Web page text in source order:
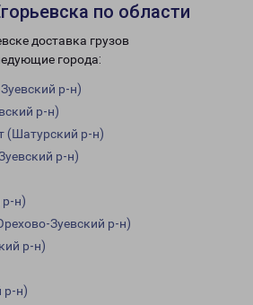
по области
доставка грузов
города:
р-н)
р-н)
(Шатурский р-н)
р-н)
р-н)
Зуевский р-н)
р-н)
р-н)